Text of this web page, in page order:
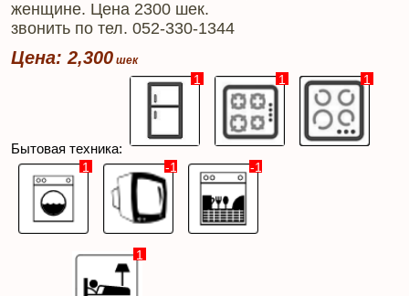
женщине. Цена 2300 шек.
звонить по тел. 052-330-1344
Цена: 2,300
Бытовая техника:
1 1 1
1 -1 -1
1